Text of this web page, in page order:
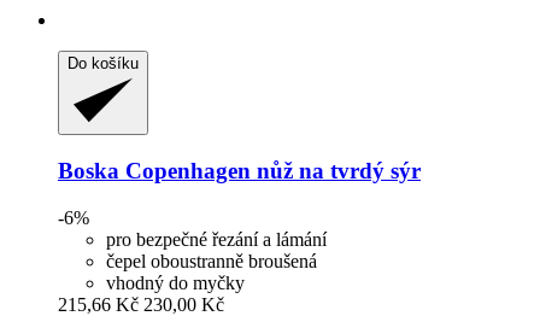
Do košíku
Boska Copenhagen nůž na tvrdý sýr
-6%
pro bezpečné řezání a lámání
čepel oboustranně broušená
vhodný do myčky
215,66 Kč 230,00 Kč